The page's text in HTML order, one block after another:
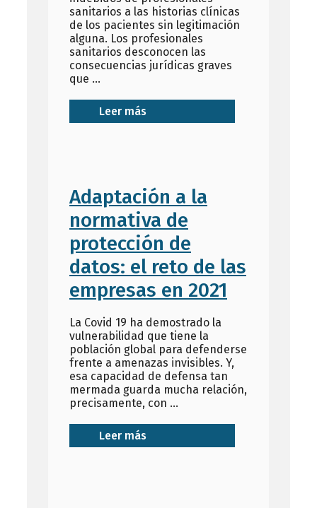
sanitarios a las historias clínicas
de los pacientes sin legitimación
alguna. Los profesionales
sanitarios desconocen las
consecuencias jurídicas graves
que …
Leer más
Adaptación a la
normativa de
protección de
datos: el reto de las
empresas en 2021
La Covid 19 ha demostrado la
vulnerabilidad que tiene la
población global para defenderse
frente a amenazas invisibles. Y,
esa capacidad de defensa tan
mermada guarda mucha relación,
precisamente, con …
Leer más